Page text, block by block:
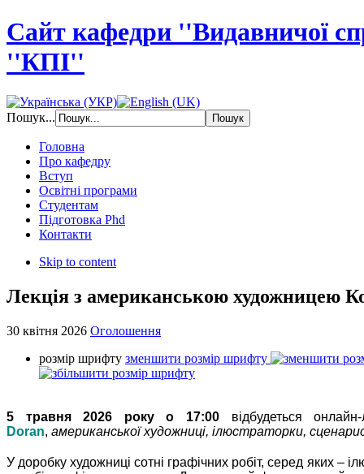
Сайт кафедри ''Видавничої
''КПІ''
Пошук...
Головна
Про кафедру
Вступ
Освітні програми
Студентам
Підготовка Phd
Контакти
Skip to content
Лекція з американською художницею
30 квітня 2026 Оголошення
розмір шрифту зменшити розмір шрифту
5 травня 2026 року о 17:00відбудеться
Doran, американської художниці, ілюстраторки,
У доробку художниці сотні графічних робіт, серед яких –